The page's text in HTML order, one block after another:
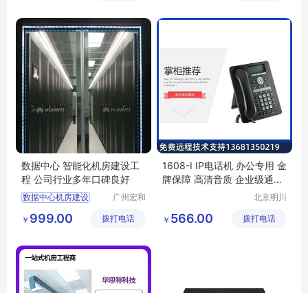
数据中心 智能化机房建设工
程 公司行业多年口碑良好
数据中心机房建设
机房公司 IDC机房建设
广州宏和
有限公司
￥ 999.00 拨打电话
1608-I IP电话机 办公专用 金
牌保障 高清音质 企业级通讯
北京明川
科技有限
￥ 566.00 拨打电话